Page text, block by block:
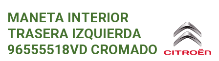
MANETA INTERIOR
TRASERA IZQUIERDA
96555518VD CROMADO